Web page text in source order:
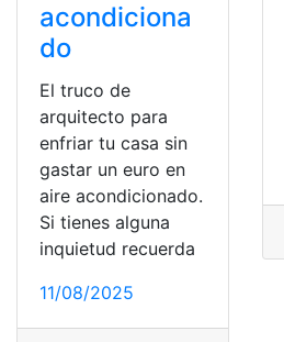
acondiciona
do
El truco de
arquitecto para
enfriar tu casa sin
gastar un euro en
aire acondicionado.
Si tienes alguna
inquietud recuerda
11/08/2025